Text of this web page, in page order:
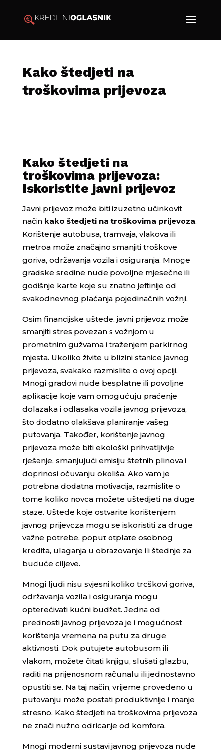
Kako štedjeti na
troškovima prijevoza
Kako štedjeti na
troškovima prijevoza:
Iskoristite javni prijevoz
Javni prijevoz može biti izuzetno učinkovit
način kako štedjeti na troškovima prijevoza.
Korištenje autobusa, tramvaja, vlakova ili
metroa može značajno smanjiti troškove
goriva, održavanja vozila i osiguranja. Mnoge
gradske sredine nude povoljne mjesečne ili
godišnje karte koje su znatno jeftinije od
svakodnevnog plaćanja pojedinačnih vožnji.
Osim financijske uštede, javni prijevoz može
smanjiti stres povezan s vožnjom u
prometnim gužvama i traženjem parkirnog
mjesta. Ukoliko živite u blizini stanice javnog
prijevoza, svakako razmislite o ovoj opciji.
Mnogi gradovi nude besplatne ili povoljne
aplikacije koje vam omogućuju praćenje
dolazaka i odlasaka vozila javnog prijevoza,
što dodatno olakšava planiranje vašeg
putovanja. Također, korištenje javnog
prijevoza može biti ekološki prihvatljivije
rješenje, smanjujući emisiju štetnih plinova i
doprinosi očuvanju okoliša. Ako vam je
potrebna dodatna motivacija, razmislite o
tome koliko novca možete uštedjeti na duge
staze. Uštede koje ostvarite korištenjem
javnog prijevoza mogu se iskoristiti za druge
važne potrebe, poput otplate osobnog
kredita, ulaganja u obrazovanje ili štednje za
buduće ciljeve.
Mnogi ljudi nisu svjesni koliko troškovi goriva,
održavanja vozila i osiguranja mogu
opterećivati kućni budžet. Jedna od
prednosti javnog prijevoza je i mogućnost
korištenja vremena na putu za druge
aktivnosti. Dok putujete autobusom ili
vlakom, možete čitati knjigu, slušati glazbu,
raditi na prijenosnom računalu ili jednostavno
opustiti se. Na taj način, vrijeme provedeno u
putovanju može postati produktivnije i manje
stresno. Kako štedjeti na troškovima prijevoza
ne znači nužno odricanje od komfora.
Mnogi moderni sustavi javnog prijevoza nude